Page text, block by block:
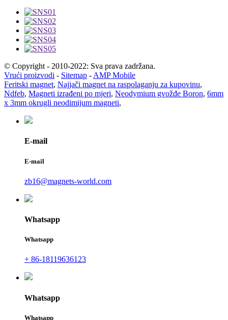
© Copyright - 2010-2022: Sva prava zadržana.
Vrući proizvodi - Sitemap - AMP Mobile
Feritski magnet, Najjači magnet na raspolaganju za kupovinu,
Ndfeb, Magneti izrađeni po mjeri, Neodymium gvožđe Boron, 6mm
x 3mm okrugli neodimijum magneti,
E-mail
E-mail
zb16@magnets-world.com
Whatsapp
Whatsapp
+ 86-18119636123
Whatsapp
Whatsapp